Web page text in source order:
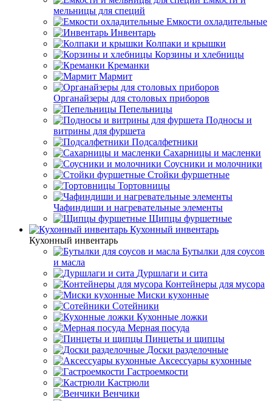
мельницы для специй
Емкости охладительные
Инвентарь
Колпаки и крышки
Корзины и хлебницы
Креманки
Мармит
Органайзеры для столовых приборов
Пепельницы
Подносы и
витрины для фуршета
Подсалфетники
Сахарницы и масленки
Соусники и молочники
Стойки фуршетные
Тортовницы
Чафиндиши и нагревательные элементы
Щипцы фуршетные
Кухонный инвентарь
Кухонный инвентарь
Бутылки для соусов
и масла
Дуршлаги и сита
Контейнеры для мусора
Миски кухонные
Сотейники
Кухонные ложки
Мерная посуда
Пинцеты и щипцы
Доски разделочные
Аксессуары кухонные
Гастроемкости
Кастрюли
Венчики